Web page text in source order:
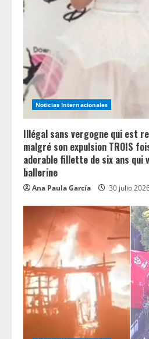
Noticias Internacionales
Illégal sans vergogne qui est
malgré son expulsion TROIS
adorable fillette de six ans qui
ballerine
Ana Paula García 30 julio